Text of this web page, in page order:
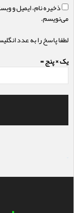
ذخیره نام، ایمیل و
می‌نویسم.
لطفا پاسخ را به عدد
یک × پنج =
سایت ساز